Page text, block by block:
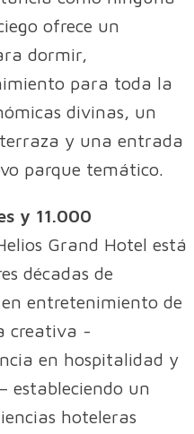
ofrece un
dormir,
para toda la
divinas, un
y una entrada
parque temático.
y 11.000
Grand Hotel está
décadas de
entretenimiento de
creativa -
en hospitalidad y
estableciendo un
hoteleras